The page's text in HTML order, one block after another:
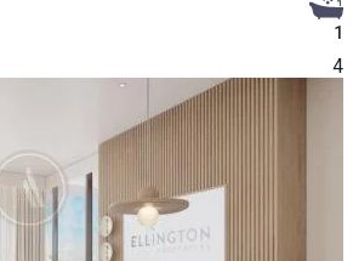
1
4